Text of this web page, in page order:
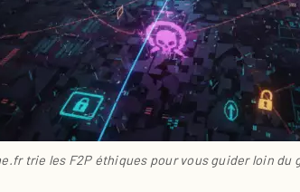
trie les F2P éthiques pour vous guider loin du